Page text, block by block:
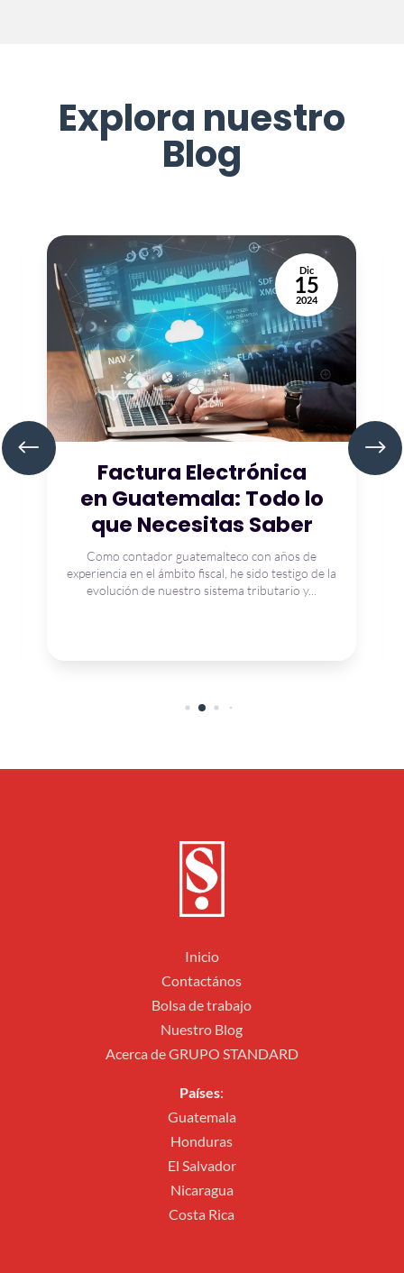
Explora nuestro
Blog
Dic
15
2024
Factura Electrónica
en Guatemala: Todo lo
que Necesitas Saber
Como contador guatemalteco con años de
experiencia en el ámbito fiscal, he sido testigo de la
evolución de nuestro sistema tributario y...
Inicio
Contactános
Bolsa de trabajo
Nuestro Blog
Acerca de GRUPO STANDARD
Países:
Guatemala
Honduras
El Salvador
Nicaragua
Costa Rica